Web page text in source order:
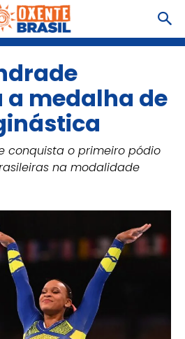
medalha de
conquista o primeiro pódio
na modalidade